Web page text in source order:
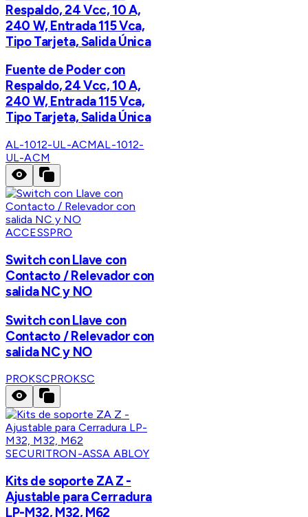
Respaldo, 24 Vcc, 10 A,
240 W, Entrada 115 Vca,
Tipo Tarjeta, Salida Única
Fuente de Poder con
Respaldo, 24 Vcc, 10 A,
240 W, Entrada 115 Vca,
Tipo Tarjeta, Salida Única
AL-1012-UL-ACMAL-1012-
UL-ACM
ACCESSPRO
Switch con Llave con
Contacto / Relevador con
salida NC y NO
Switch con Llave con
Contacto / Relevador con
salida NC y NO
PROKSCPROKSC
SECURITRON-ASSA ABLOY
Kits de soporte ZA Z -
Ajustable para Cerradura
LP-M32, M32, M62